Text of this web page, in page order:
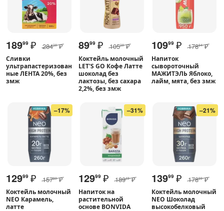
18999 ₽ 28429 ₽
Сливки
ультрапастеризован
ные ЛЕНТА 20%, без
змж
8999 ₽ 10529 ₽
Коктейль молочный
LET'S GO Кофе Латте
шоколад без
лактозы, без сахара
2,2%, без змж
10999 ₽ 17894 ₽
Напиток
сывороточный
МАЖИТЭЛЬ Яблоко,
лайм, мята, без змж
–17%
12999 ₽ 15789 ₽
Коктейль молочный
NEO Карамель,
латте
–31%
12999 ₽ 18949 ₽
Напиток на
растительной
основе BONVIDA
–21%
13999 ₽ 17899 ₽
Коктейль молочный
NEO Шоколад
высокобелковый